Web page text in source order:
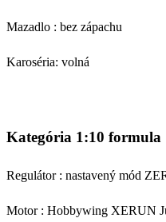
Mazadlo : bez zápachu
Karoséria: volná
Kategória 1:10 formula
Regulátor: nastavený mód
Motor : Hobbywing XERUN